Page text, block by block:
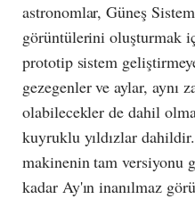
astronomlar, Güneş
görüntülerini oluşturmak
prototip sistem
gezegenler ve aylar, aynı
olabilecekler de dahil
kuyruklu yıldızlar
makinenin tam versiyonu
kadar Ay'ın inanılmaz